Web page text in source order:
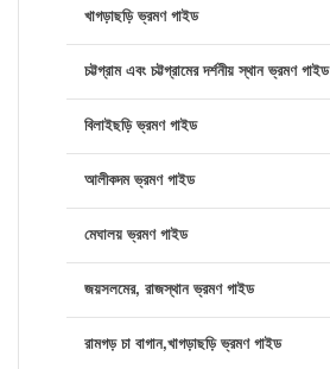
খাগড়াছড়ি ভ্রমণ গাইড
চট্টগ্রাম এবং চট্টগ্রামের দর্শনীয় স্থান ভ্রমণ গাইড
বিলাইছড়ি ভ্রমণ গাইড
আলীকদম ভ্রমণ গাইড
মেঘালয় ভ্রমণ গাইড
জয়সলমের, রাজস্থান ভ্রমণ গাইড
রামগড় চা বাগান,খাগড়াছড়ি ভ্রমণ গাইড